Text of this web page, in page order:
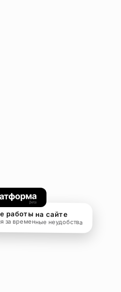
работы на сайте
за временные неудобства